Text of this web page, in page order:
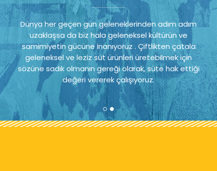
Dünya her geçen gün geleneklerinden adım adım
uzaklaşsa da biz hala geleneksel kültürün ve
samimiyetin gücüne inanıyoruz . Çiftlikten çatala
geleneksel ve leziz süt ürünleri üretebilmek için
sözüne sadık olmanın gereği olarak, süte hak ettiği
değeri vererek çalışıyoruz.